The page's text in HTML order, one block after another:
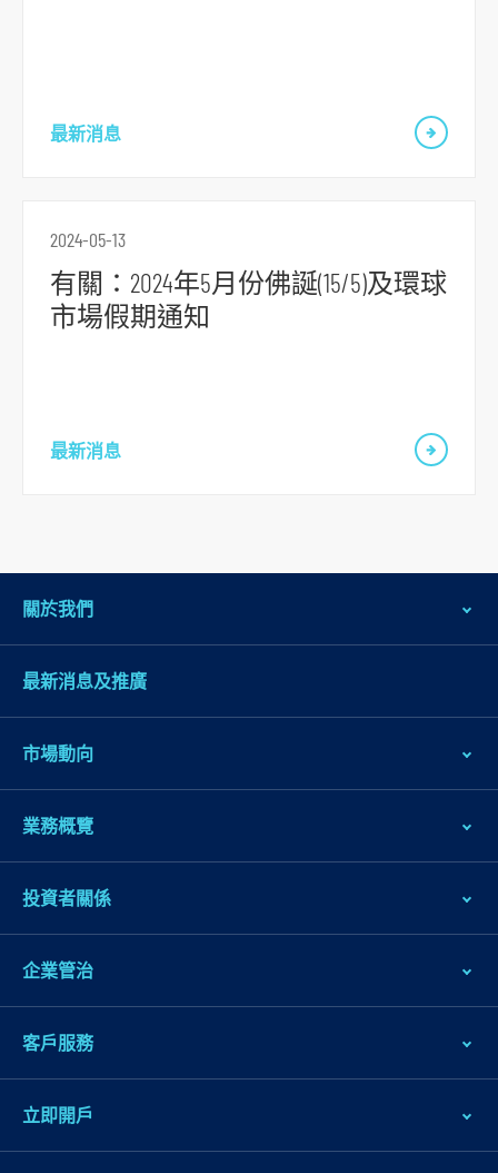
最新消息
2024-05-13
有關：2024年5月份佛誕(15/5)及環球
市場假期通知
最新消息
關於我們
最新消息及推廣
市場動向
業務概覽
投資者關係
企業管治
客戶服務
立即開戶